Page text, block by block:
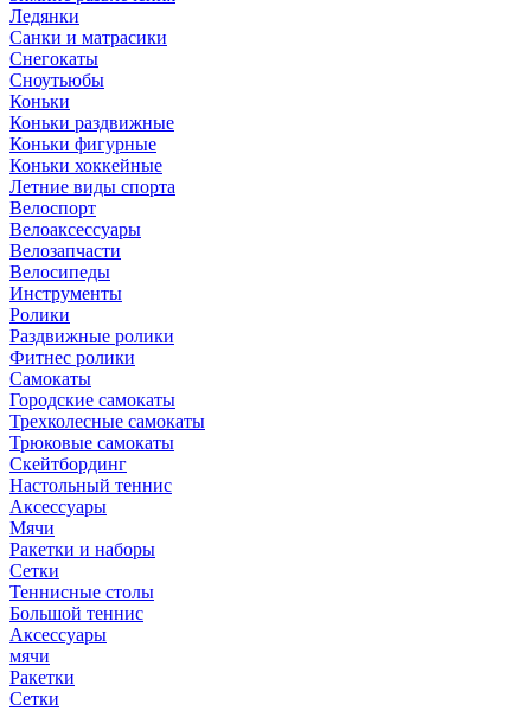
Ледянки
Санки и матрасики
Снегокаты
Сноутьюбы
Коньки
Коньки раздвижные
Коньки фигурные
Коньки хоккейные
Летние виды спорта
Велоспорт
Велоаксессуары
Велозапчасти
Велосипеды
Инструменты
Ролики
Раздвижные ролики
Фитнес ролики
Самокаты
Городские самокаты
Трехколесные самокаты
Трюковые самокаты
Скейтбординг
Настольный теннис
Аксессуары
Мячи
Ракетки и наборы
Сетки
Теннисные столы
Большой теннис
Аксессуары
мячи
Ракетки
Сетки